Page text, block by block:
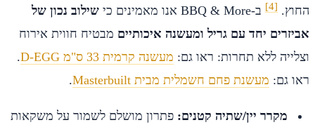
החוץ. [4] ב-BBQ & More אנו מאמינים כי
שילוב נכון של
אביזרים יחד עם גריל ומעשנה איכותיים מבטיח חווית אירוח
וצלייה ללא תחרות: ראו גם: מעשנה קרמית 33 ס"מ D-EGG
.
ראו גם: מעשנת פחם חשמלית מבית Masterbuilt .
מקרר יין/שתיה קטנים: פתרון מושלם לשמור על משקאות